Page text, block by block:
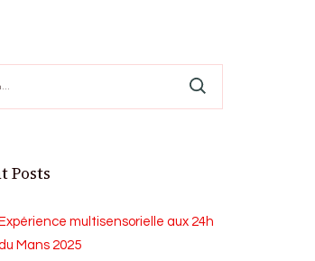
Posts
Expérience multisensorielle aux 24h
Mans 2025